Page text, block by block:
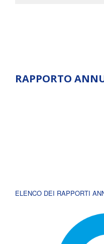
RAPPORTO
ELENCO DEI RAPPORTI